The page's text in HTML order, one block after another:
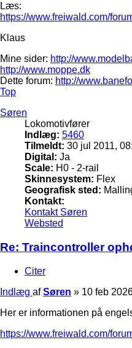
Læs:
https://www.freiwald.com/
Klaus
Mine sider: http://
http://www.moppe.dk
Dette forum: http://
Top
Søren
Lokomotivfører
Indlæg: 5460
Tilmeldt: 30 jul 2011,
Digital: Ja
Scale: H0 - 2-rail
Skinnesystem: Flex
Geografisk sted:
Kontakt:
Kontakt Søren
Websted
Re: Traincontroller
Citer
Indlæg afSøren » 10 feb
Her er informationen på
https://www.freiwald.com/